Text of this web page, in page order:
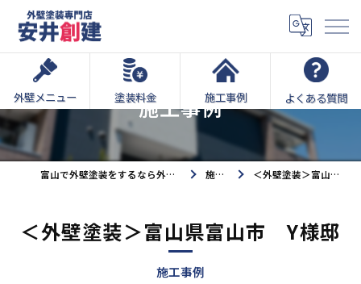
外壁メニュー 塗装料金 施工事例 よくある質問
施工事例
富山で外壁塗装をするなら外壁塗装専門店安井創建へ 施工事例 ＜外壁塗装＞富山県富山市 Y様邸
施工事例
＜外壁塗装＞富山県富山市 Y様邸